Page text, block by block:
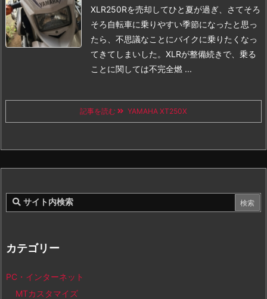
XLR250Rを売却してひと夏が過ぎ、さてそろ
そろ自転車に乗りやすい季節になったと思っ
たら、不思議なことにバイクに乗りたくなっ
てきてしまいした。 XLRが整備続きで、乗る
ことに関しては不完全燃 ...
記事を読む YAMAHA XT250X
カテゴリー
PC・インターネット
MTカスタマイズ